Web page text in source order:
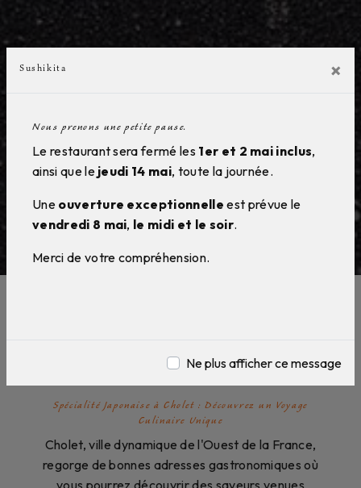
Sushikita ×
Nous prenons une petite pause.
Le restaurant sera fermé les 1er et 2 mai inclus,
ainsi que le jeudi 14 mai, toute la journée.
Une ouverture exceptionnelle est prévue le
vendredi 8 mai, le midi et le soir.
Merci de votre compréhension.
Ne plus afficher ce message
Cholet
Spécialité Japonaise à Cholet : Découvrez un Voyage
Culinaire Unique
Cholet, ville dynamique de l'Ouest de la France,
regorge de bonnes adresses gastronomiques où
vous pourrez découvrir des saveurs venues